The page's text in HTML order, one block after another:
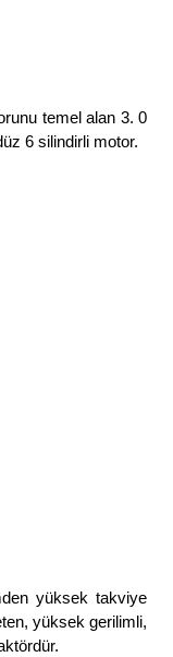
temel alan 3. 0
6 silindirli motor.
yüksek takviye
yüksek gerilimli,